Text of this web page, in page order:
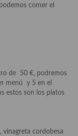
comer el
de 50 €, podremos
menú y 5 en el
estos son los platos
vinagreta cordobesa